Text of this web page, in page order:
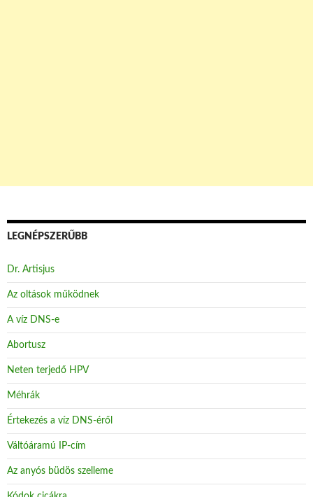
LEGNÉPSZERŰBB
Dr. Artisjus
Az oltások működnek
A víz DNS-e
Abortusz
Neten terjedő HPV
Méhrák
Értekezés a víz DNS-éről
Váltóáramú IP-cím
Az anyós büdös szelleme